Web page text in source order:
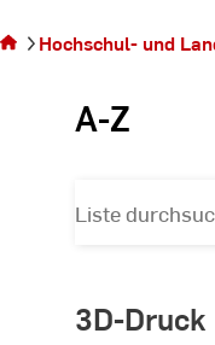
sich auf
der
Hochschul- und
A-Z
Liste
3D-Druck